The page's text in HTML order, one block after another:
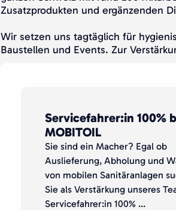
Zusatzprodukten und ergänzenden
Wir setzen uns tagtäglich für
Baustellen und Events. Zur
Servicefahrer:in 100%
MOBITOIL
Sie sind ein Macher? Egal ob
Auslieferung, Abholung und
von mobilen Sanitäranlagen
Sie als Verstärkung unseres
Servicefahrer:in 100% ...